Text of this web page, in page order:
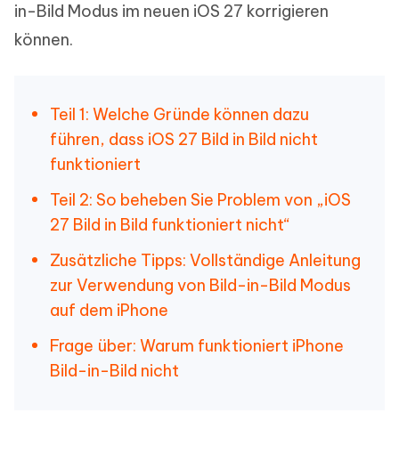
in-Bild Modus im neuen iOS 27 korrigieren
können.
Teil 1: Welche Gründe können dazu
führen, dass iOS 27 Bild in Bild nicht
funktioniert
Teil 2: So beheben Sie Problem von „iOS
27 Bild in Bild funktioniert nicht“
Zusätzliche Tipps: Vollständige Anleitung
zur Verwendung von Bild-in-Bild Modus
auf dem iPhone
Frage über: Warum funktioniert iPhone
Bild-in-Bild nicht